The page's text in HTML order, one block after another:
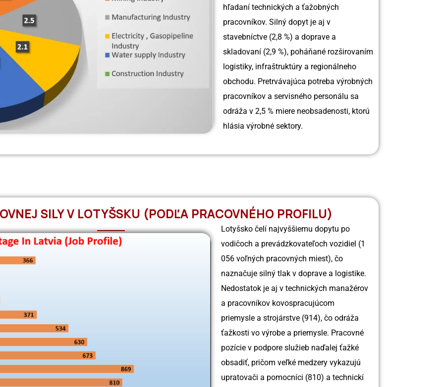
hľadaní technických a ťažobných
pracovníkov. Silný dopyt je aj v
stavebníctve (2,8 %) a doprave a
skladovaní (2,9 %), poháňané rozširovaním
logistiky, infraštruktúry a regionálneho
obchodu. Pretrvávajúca potreba výrobných
pracovníkov a servisného personálu sa
odráža v 2,5 % miere neobsadenosti, ktorú
hlásia výrobné sektory.
SILY V LOTYŠSKU (PODĽA PRACOVNÉHO PROFILU)
Lotyšsko čelí najvyššiemu dopytu po
vodičoch a prevádzkovateľoch vozidiel (1
056 voľných pracovných miest), čo
naznačuje silný tlak v doprave a logistike.
Nedostatok je aj v technických manažérov
a pracovníkov kovospracujúcom
priemysle a strojárstve (914), čo odráža
ťažkosti vo výrobe a priemysle. Pracovné
pozície v podpore služieb naďalej ťažké
obsadiť, pričom veľké medzery vykazujú
upratovači a pomocníci (810) a technickí